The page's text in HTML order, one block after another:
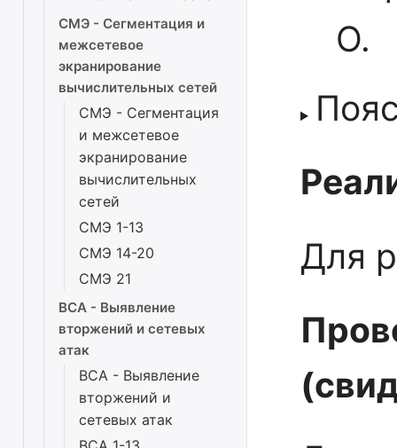
СМЭ - Сегментация и
межсетевое
экранирование
вычислительных сетей
СМЭ - Сегментация
и межсетевое
экранирование
вычислительных
сетей
СМЭ 1-13
СМЭ 14-20
СМЭ 21
ВСА - Выявление
вторжений и сетевых
атак
ВСА - Выявление
вторжений и
сетевых атак
О.
Для